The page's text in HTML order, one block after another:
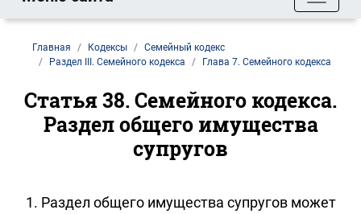
Главная Кодексы
Семейный кодекс
Раздел III. Семейного кодекса
Глава 7. Семейного кодекса
Статья 38. Семейного кодекса.
Раздел общего имущества
супругов
1. Раздел общего имущества супругов может